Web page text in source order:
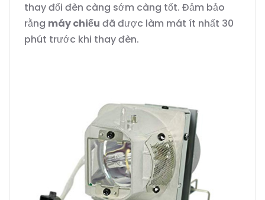
thay đổi đèn càng sớm càng tốt. Đảm bảo
rằng máy chiếu đã được làm mát ít nhất 30
phút trước khi thay đèn.